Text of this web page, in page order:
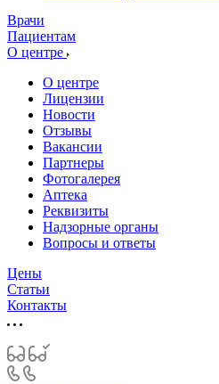
Врачи
Пациентам
О центре
О центре
Лицензии
Новости
Отзывы
Вакансии
Партнеры
Фотогалерея
Аптека
Реквизиты
Надзорные органы
Вопросы и ответы
Цены
Статьи
Контакты